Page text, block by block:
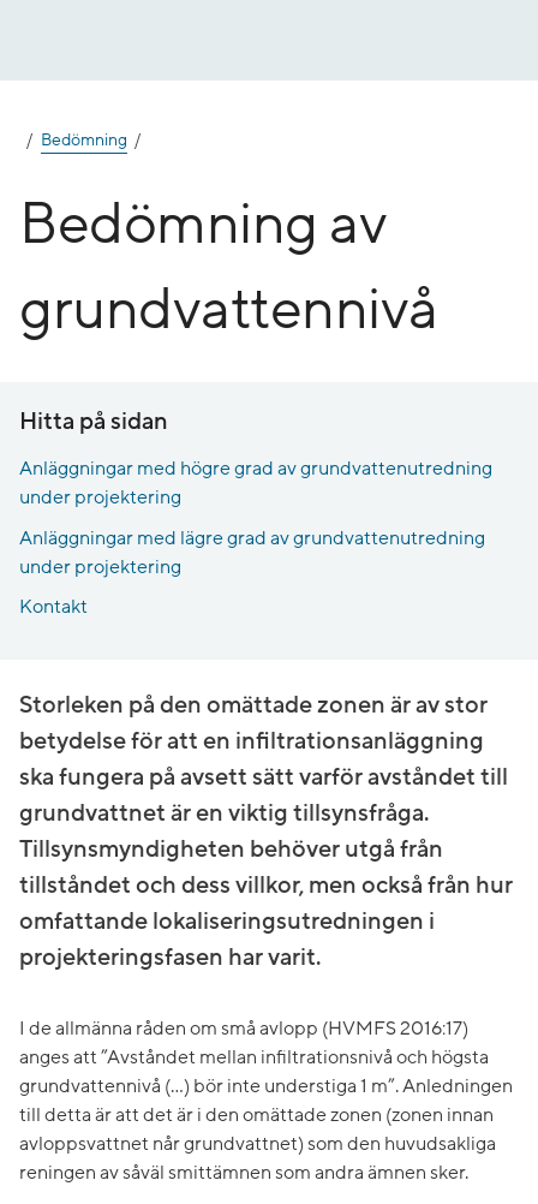
Bedömning
Bedömning av
grundvattennivå
Hitta på sidan
Anläggningar med högre grad av grundvattenutredning
under projektering
Anläggningar med lägre grad av grundvattenutredning
under projektering
Grundvattennivåer i rättspraxis
Kontakt
Storleken på den omättade zonen är av stor
betydelse för att en infiltrationsanläggning
ska fungera på avsett sätt varför avståndet till
grundvattnet är en viktig tillsynsfråga.
Tillsynsmyndigheten behöver utgå från
tillståndet och dess villkor, men också från hur
omfattande lokaliseringsutredningen i
projekteringsfasen har varit.
I de allmänna råden om små avlopp (HVMFS 2016:17)
anges att ”Avståndet mellan infiltrationsnivå och högsta
grundvattennivå (…) bör inte understiga 1 m”. Anledningen
till detta är att det är i den omättade zonen (zonen innan
avloppsvattnet når grundvattnet) som den huvudsakliga
reningen av såväl smittämnen som andra ämnen sker.